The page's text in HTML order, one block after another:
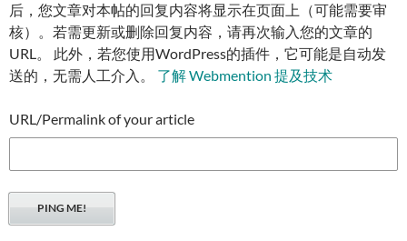
后，您文章对本帖的回复内容将显示在页面上（可能需要审
核）。若需更新或删除回复内容，请再次输入您的文章的
URL。 此外，若您使用WordPress的插件，它可能是自动发
送的，无需人工介入。 了解 Webmention 提及技术
URL/Permalink of your article